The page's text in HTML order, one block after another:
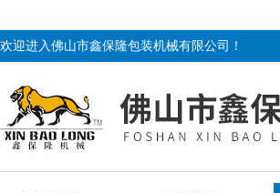
欢迎进入佛山市鑫保隆包装机械有限公司！